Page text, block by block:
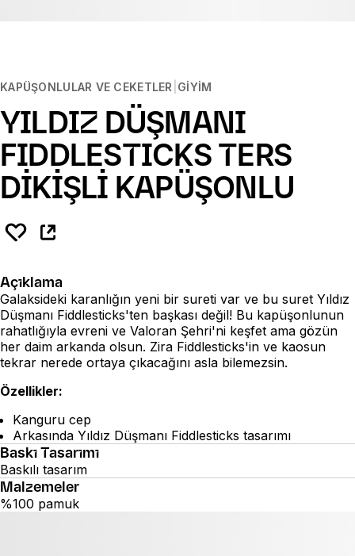
KAPÜŞONLULAR VE CEKETLER GIYIM
YILDIZ DÜŞMANI
FIDDLESTICKS TERS
DİKİŞLİ KAPÜŞONLU
Açıklama
Galaksideki karanlığın yeni bir sureti var ve bu suret Yıldız
Düşmanı Fiddlesticks'ten başkası değil! Bu kapüşonlunun
rahatlığıyla evreni ve Valoran Şehri'ni keşfet ama gözün
her daim arkanda olsun. Zira Fiddlesticks'in ve kaosun
tekrar nerede ortaya çıkacağını asla bilemezsin.
Özellikler:
Kanguru cep
Arkasında Yıldız Düşmanı Fiddlesticks tasarımı
Baskı Tasarımı
Baskılı tasarım
Malzemeler
%100 pamuk